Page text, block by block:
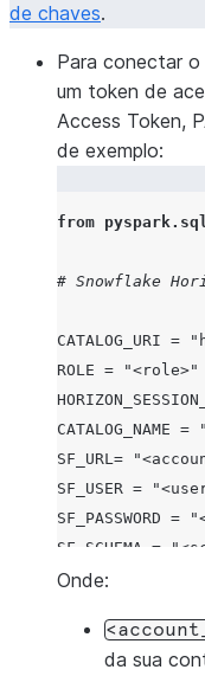
de chaves.
Para conectar o
um token de
Access Token,
de exemplo:
from
# Snowflake
CATALOG_URI =
ROLE =
"<role>"
CATALOG_NAME =
SF_URL=
SF_USER =
SF_PASSWORD =
SF_SCHEMA
=
SF_WAREHOUSE
# Cloud
Onde:
da sua